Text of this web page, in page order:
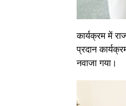
कार्यक्रम में
प्रदान
नवाजा गया।